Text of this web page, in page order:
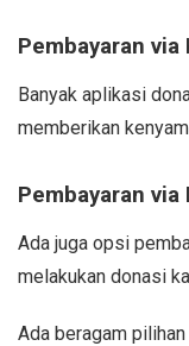
Pembayaran
Banyak aplikasi
memberikan
Pembayaran via
Ada juga opsi
melakukan donasi
Ada beragam pilihan